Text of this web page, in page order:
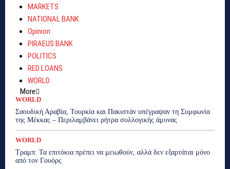
MARKETS
NATIONAL BANK
Opinion
PIRAEUS BANK
POLITICS
RED LOANS
WORLD
More
WORLD
Σαουδική Αραβία, Τουρκία και Πακιστάν υπέγραψαν τη Συμφωνία
της Μέκκας – Περιλαμβάνει ρήτρα συλλογικής άμυνας
WORLD
Τραμπ: Τα επιτόκια πρέπει να μειωθούν, αλλά δεν εξαρτάται μόνο
από τον Γουόρς